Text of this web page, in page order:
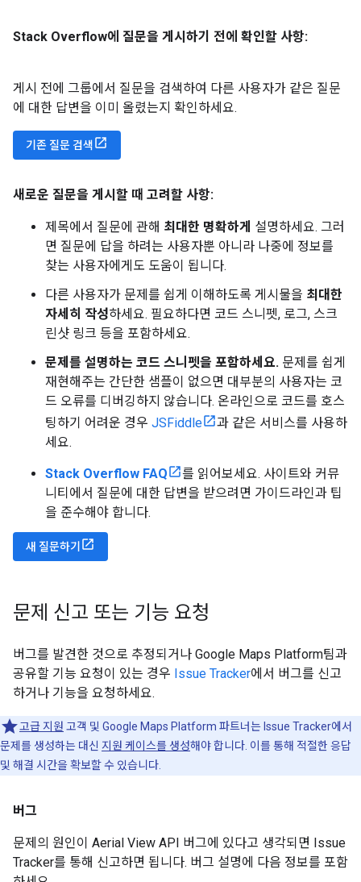
Stack Overflow에 질문을 게시하기 전에 확인할 사항:
게시 전에 그룹에서 질문을 검색하여 다른 사용자가 같은 질문
에 대한 답변을 이미 올렸는지 확인하세요.
기존 질문 검색
새로운 질문을 게시할 때 고려할 사항:
제목에서 질문에 관해 최대한 명확하게 설명하세요. 그러
면 질문에 답을 하려는 사용자뿐 아니라 나중에 정보를
찾는 사용자에게도 도움이 됩니다.
다른 사용자가 문제를 쉽게 이해하도록 게시물을 최대한
자세히 작성하세요. 필요하다면 코드 스니펫, 로그, 스크
린샷 링크 등을 포함하세요.
문제를 설명하는 코드 스니펫을 포함하세요. 문제를 쉽게
재현해주는 간단한 샘플이 없으면 대부분의 사용자는 코
드 오류를 디버깅하지 않습니다. 온라인으로 코드를 호스
팅하기 어려운 경우 JSFiddle
과 같은 서비스를 사용하
세요.
Stack Overflow FAQ
를 읽어보세요. 사이트와 커뮤
니티에서 질문에 대한 답변을 받으려면 가이드라인과 팁
을 준수해야 합니다.
새 질문하기
문제 신고 또는 기능 요청
버그를 발견한 것으로 추정되거나 Google Maps Platform팀과
공유할 기능 요청이 있는 경우 Issue Tracker에서 버그를 신고
하거나 기능을 요청하세요.
고급 지원 고객 및 Google Maps Platform 파트너는 Issue Tracker에서
문제를 생성하는 대신 지원 케이스를 생성해야 합니다. 이를 통해 적절한 응답
및 해결 시간을 확보할 수 있습니다.
버그
문제의 원인이 Aerial View API 버그에 있다고 생각되면 Issue
Tracker를 통해 신고하면 됩니다. 버그 설명에 다음 정보를 포함